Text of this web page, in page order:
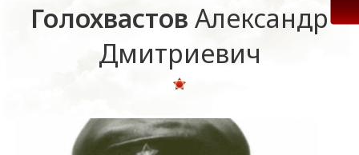
Голохвастов Александр
Дмитриевич